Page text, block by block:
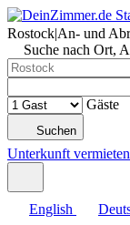
Rostock|An- und
Suche nach Ort,
Gäste
Suchen
Unterkunft vermieten
English